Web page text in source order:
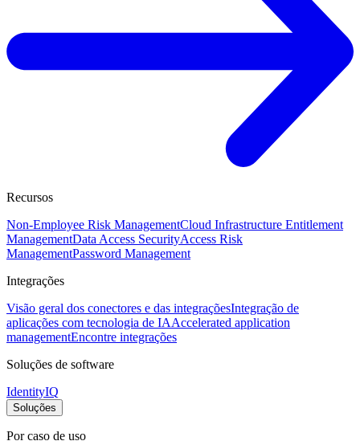
Recursos
Non-Employee Risk ManagementCloud Infrastructure Entitlement
ManagementData Access SecurityAccess Risk
ManagementPassword Management
Integrações
Visão geral dos conectores e das integraçõesIntegração de
aplicações com tecnologia de IAAccelerated application
managementEncontre integrações
Soluções de software
IdentityIQ
Soluções
Por caso de uso